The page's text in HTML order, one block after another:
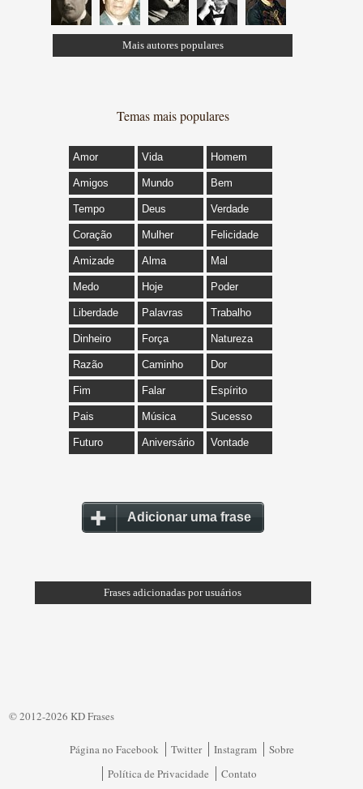
Mais autores populares
Temas mais populares
Amor Vida Homem
Amigos Mundo Bem
Tempo Deus Verdade
Coração Mulher Felicidade
Amizade Alma Mal
Medo Hoje Poder
Liberdade Palavras Trabalho
Dinheiro Força Natureza
Razão Caminho Dor
Fim Falar Espírito
Pais Música Sucesso
Futuro Aniversário Vontade
Adicionar uma frase
Frases adicionadas por usuários
© 2012-2026 KD Frases
Página no Facebook Twitter Instagram
Sobre
Política de Privacidade
Contato